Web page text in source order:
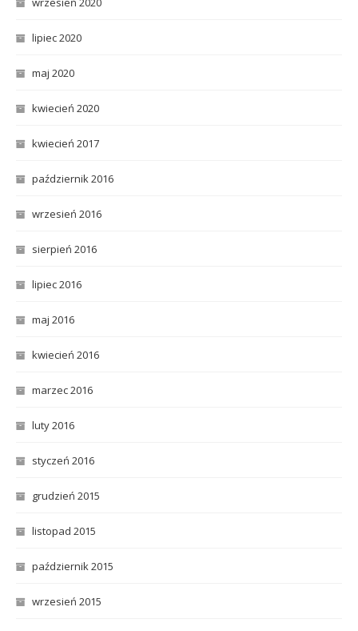
lipiec 2020
maj 2020
kwiecień 2020
kwiecień 2017
październik 2016
wrzesień 2016
sierpień 2016
lipiec 2016
maj 2016
kwiecień 2016
marzec 2016
luty 2016
styczeń 2016
grudzień 2015
listopad 2015
październik 2015
wrzesień 2015